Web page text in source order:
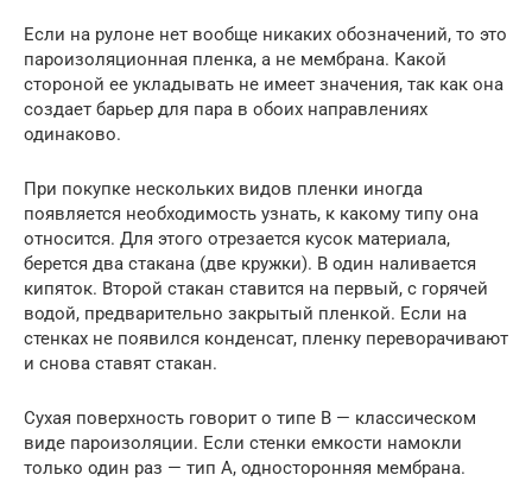
Если на рулоне нет вообще никаких обозначений, то это
пароизоляционная пленка, а не мембрана. Какой
стороной ее укладывать не имеет значения, так как она
создает барьер для пара в обоих направлениях
одинаково.
При покупке нескольких видов пленки иногда
появляется необходимость узнать, к какому типу она
относится. Для этого отрезается кусок материала,
берется два стакана (две кружки). В один наливается
кипяток. Второй стакан ставится на первый, с горячей
водой, предварительно закрытый пленкой. Если на
стенках не появился конденсат, пленку переворачивают
и снова ставят стакан.
Сухая поверхность говорит о типе В — классическом
виде пароизоляции. Если стенки емкости намокли
только один раз — тип А, односторонняя мембрана.